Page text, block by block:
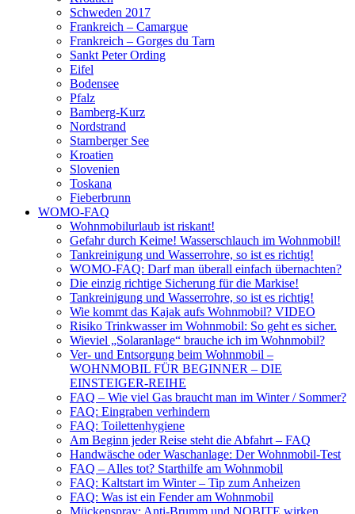
Schweden 2017
Frankreich – Camargue
Frankreich – Gorges du Tarn
Sankt Peter Ording
Eifel
Bodensee
Pfalz
Bamberg-Kurz
Nordstrand
Starnberger See
Kroatien
Slovenien
Toskana
Fieberbrunn
WOMO-FAQ
Wohnmobilurlaub ist riskant!
Gefahr durch Keime! Wasserschlauch im Wohnmobil!
Tankreinigung und Wasserrohre, so ist es richtig!
WOMO-FAQ: Darf man überall einfach übernachten?
Die einzig richtige Sicherung für die Markise!
Tankreinigung und Wasserrohre, so ist es richtig!
Wie kommt das Kajak aufs Wohnmobil? VIDEO
Risiko Trinkwasser im Wohnmobil: So geht es sicher.
Wieviel „Solaranlage“ brauche ich im Wohnmobil?
Ver- und Entsorgung beim Wohnmobil –
WOHNMOBIL FÜR BEGINNER – DIE
EINSTEIGER-REIHE
FAQ – Wie viel Gas braucht man im Winter / Sommer?
FAQ: Eingraben verhindern
FAQ: Toilettenhygiene
Am Beginn jeder Reise steht die Abfahrt – FAQ
Handwäsche oder Waschanlage: Der Wohnmobil-Test
FAQ – Alles tot? Starthilfe am Wohnmobil
FAQ: Kaltstart im Winter – Tip zum Anheizen
FAQ: Was ist ein Fender am Wohnmobil